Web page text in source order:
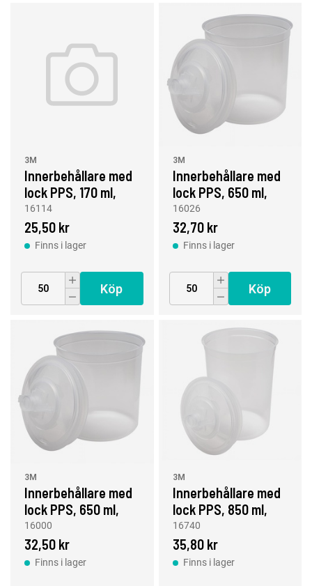
3M
Innerbehållare med
lock PPS, 170 ml,
200 µm
16114
25,50 kr
Finns i lager
Köp
3M
Innerbehållare med
lock PPS, 650 ml,
125 µm
16026
32,70 kr
Finns i lager
Köp
3M
Innerbehållare med
lock PPS, 650 ml,
200 µm
16000
32,50 kr
Finns i lager
3M
Innerbehållare med
lock PPS, 850 ml,
125 µm
16740
35,80 kr
Finns i lager